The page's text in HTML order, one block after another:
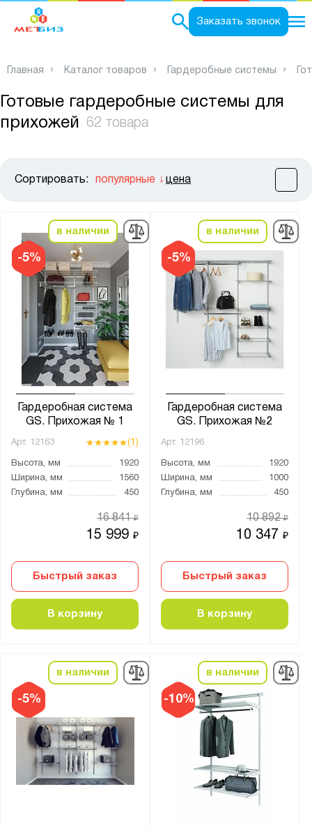
Заказать звонок
Главная Каталог товаров Гардеробные системы
Готовые гардеробные системы для
прихожей
62 товара
Сортировать: популярные цена
-5%
в наличии
Гардеробная система
GS. Прихожая № 1
Арт. 12163 (1)
Высота, мм
1920
Ширина, мм
1560
Глубина, мм
450
15 999₽
16 841₽
Быстрый заказ
В корзину
-5%
в наличии
Гардеробная система
GS. Прихожая №2
Арт. 12196
Высота, мм
1920
Ширина, мм
1000
Глубина, мм
450
10 347₽
10 892₽
Быстрый заказ
В корзину
-5%
в наличии
-10%
в наличии
Высота, мм:
от до
Ширина, мм:
от до
Глубина, мм:
от до
Количество полок, шт.:
Тип покрытия поверхности:
порошковое
Цвет:
Антрацитово-серый (RAL 7016)
Муар металлик (RAL 9005)
Материал:
Особенности:
Для балкона